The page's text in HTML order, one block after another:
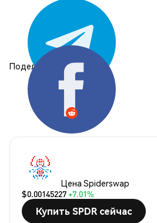
Поделиться:
Цена Spiderswap
$0.00145227+7.01%
Купить SPDR сейчас